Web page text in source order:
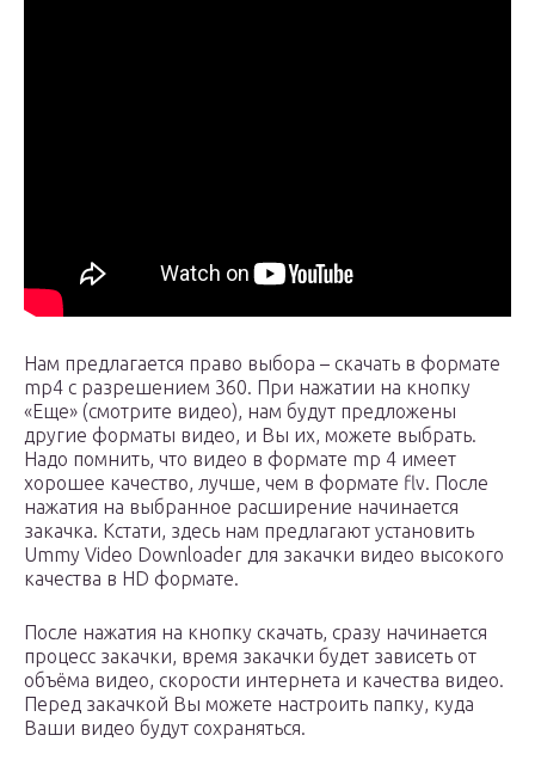
Нам предлагается право выбора – скачать в формате
mp4 с разрешением 360. При нажатии на кнопку
«Еще» (смотрите видео), нам будут предложены
другие форматы видео, и Вы их, можете выбрать.
Надо помнить, что видео в формате mp 4 имеет
хорошее качество, лучше, чем в формате flv. После
нажатия на выбранное расширение начинается
закачка. Кстати, здесь нам предлагают установить
Ummy Video Downloader для закачки видео высокого
качества в HD формате.
После нажатия на кнопку скачать, сразу начинается
процесс закачки, время закачки будет зависеть от
объёма видео, скорости интернета и качества видео.
Перед закачкой Вы можете настроить папку, куда
Ваши видео будут сохраняться.